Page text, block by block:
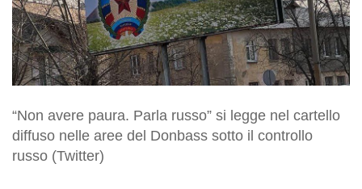
“Non avere paura. Parla russo” si legge nel cartello
diffuso nelle aree del Donbass sotto il controllo
russo (Twitter)